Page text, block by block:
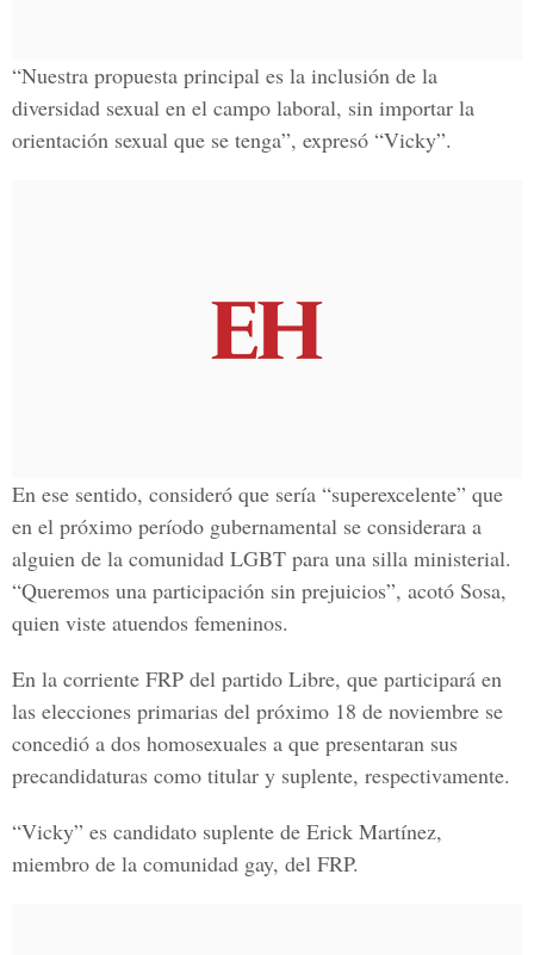
“Nuestra propuesta principal es la inclusión de la
diversidad sexual en el campo laboral, sin importar la
orientación sexual que se tenga”, expresó “Vicky”.
En ese sentido, consideró que sería “superexcelente” que
en el próximo período gubernamental se considerara a
alguien de la comunidad LGBT para una silla ministerial.
“Queremos una participación sin prejuicios”, acotó Sosa,
quien viste atuendos femeninos.
En la corriente FRP del partido Libre, que participará en
las elecciones primarias del próximo 18 de noviembre se
concedió a dos homosexuales a que presentaran sus
precandidaturas como titular y suplente, respectivamente.
“Vicky” es candidato suplente de Erick Martínez,
miembro de la comunidad gay, del FRP.